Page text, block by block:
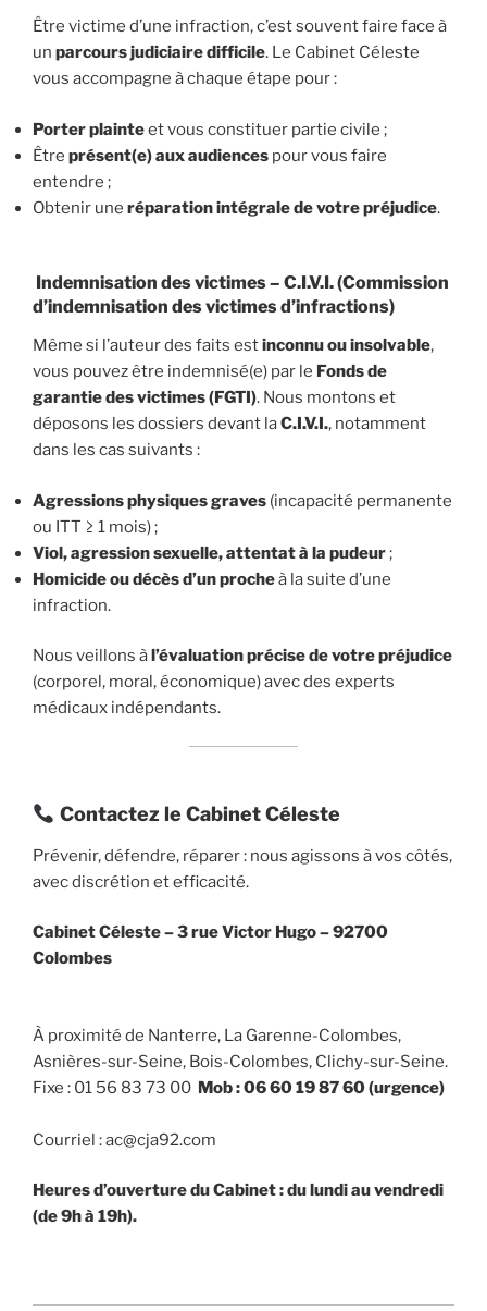
Être victime d’une infraction, c’est souvent faire face à
un parcours judiciaire difficile. Le Cabinet Céleste
vous accompagne à chaque étape pour :
Porter plainteet vous constituer partie civile ;
Être présent(e) aux audiences pour vous faire
entendre ;
Obtenir une réparation intégrale de votre préjudice.
Indemnisation des victimes – C.I.V.I. (Commission
d’indemnisation des victimes d’infractions)
Même si l’auteur des faits estinconnu ou insolvable,
vous pouvez être indemnisé(e) par le Fonds de
garantie des victimes (FGTI). Nous montons et
déposons les dossiers devant laC.I.V.I., notamment
dans les cas suivants :
Agressions physiques graves (incapacité permanente
ou ITT ≥ 1 mois) ;
Viol, agression sexuelle, attentat à la pudeur;
Homicide ou décès d’un procheà la suite d’une
infraction.
Nous veillons àl’évaluation précise de votre préjudice
(corporel, moral, économique) avec des experts
médicaux indépendants.
Contactez le Cabinet Céleste
Prévenir, défendre, réparer : nous agissons à vos côtés,
avec discrétion et efficacité.
Cabinet Céleste –3 rue Victor Hugo – 92700
Colombes
À proximité de Nanterre, La Garenne-Colombes,
Asnières-sur-Seine, Bois-Colombes, Clichy-sur-Seine.
Fixe : 01 56 83 73 00 Mob : 06 60 19 87 60 (urgence)
Courriel : ac@cja92.com
Heures d’ouverture du Cabinet : du lundi au vendredi
(de 9h à 19h).